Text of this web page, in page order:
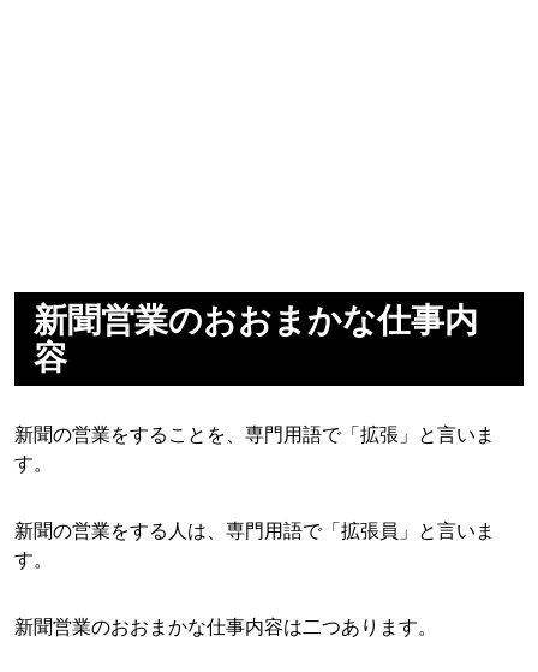
新聞営業のおおまかな仕事内
容
新聞の営業をすることを、専門用語で「拡張」と言いま
す。
新聞の営業をする人は、専門用語で「拡張員」と言いま
す。
新聞営業のおおまかな仕事内容は二つあります。